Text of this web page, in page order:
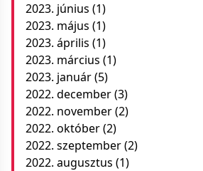
2023. június (1)
2023. május (1)
2023. április (1)
2023. március (1)
2023. január(5)
2022. december(3)
2022. november(2)
2022. október(2)
2022. szeptember(2)
2022. augusztus (1)